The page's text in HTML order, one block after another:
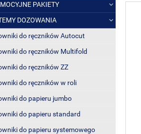
PAKIETY
DOZOWANIA
do ręczników Autocut
do ręczników Multifold
do ręczników ZZ
do ręczników w roli
do papieru jumbo
do papieru standard
do papieru systemowego